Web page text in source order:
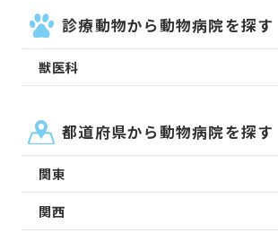
診療動物から動物病院を探す
獣医科
都道府県から動物病院を探す
関東
関西